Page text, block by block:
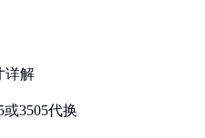
详解
3505代换